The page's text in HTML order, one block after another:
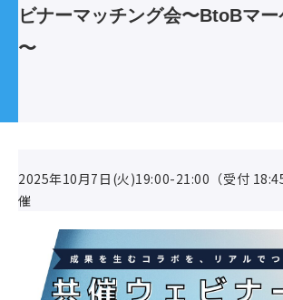
施策別活用シーン
ェビナーマッチング会〜BtoBマ
編〜
2025年10月7日(火)19:00-21:00（受付
催